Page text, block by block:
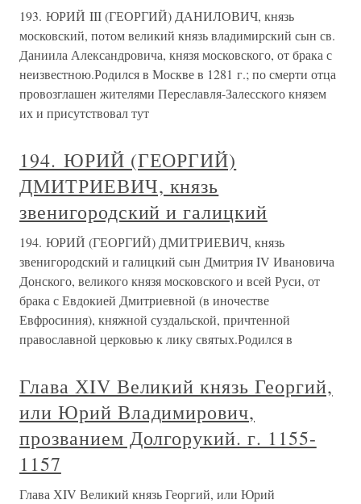
193. ЮРИЙ III (ГЕОРГИЙ) ДАНИЛОВИЧ, князь
московский, потом великий князь владимирский сын св.
Даниила Александровича, князя московского, от брака с
неизвестною.Родился в Москве в 1281 г.; по смерти отца
провозглашен жителями Переславля-Залесского князем
их и присутствовал тут
194. ЮРИЙ (ГЕОРГИЙ)
ДМИТРИЕВИЧ, князь
звенигородский и галицкий
194. ЮРИЙ (ГЕОРГИЙ) ДМИТРИЕВИЧ, князь
звенигородский и галицкий сын Дмитрия IV Ивановича
Донского, великого князя московского и всей Руси, от
брака с Евдокией Дмитриевной (в иночестве
Евфросиния), княжной суздальской, причтенной
православной церковью к лику святых.Родился в
Глава ХIV Великий князь Георгий,
или Юрий Владимирович,
прозванием Долгорукий. г. 1155-
1157
Глава ХIV Великий князь Георгий, или Юрий